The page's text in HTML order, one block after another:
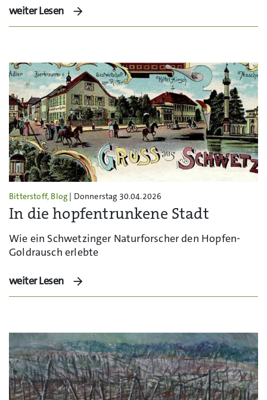
weiter Lesen
Bitterstoff, Blog | Donnerstag 30.04.2026
In die hopfentrunkene Stadt
Wie ein Schwetzinger Naturforscher den Hopfen-
Goldrausch erlebte
weiter Lesen